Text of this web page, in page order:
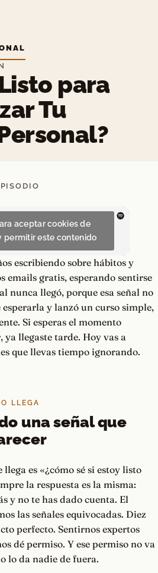
para
Tu
aceptar cookies de
permitir este contenido
escribiendo sobre hábitos y
emails gratis, esperando sentirse
nunca llegó, porque esa señal no
esperarla y lanzó un curso simple,
Si esperas el momento
llegaste tarde. Hoy vas a
que llevas tiempo ignorando.
LLEGA
una señal que
es «¿cómo sé si estoy listo
la respuesta es la misma:
y no te has dado cuenta. El
las señales equivocadas. Diez
perfecto. Sentirnos expertos
dé permiso. Y ese permiso no va
lo da nadie de fuera.